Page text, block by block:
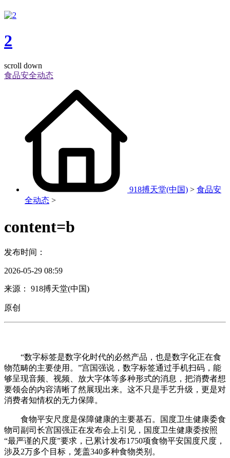
2
scroll down
食品安全动态
918搏天堂(中国) > 食品安
全动态 >
content=b
发布时间：
2026-05-29 08:59
来源： 918搏天堂(中国)
原创
“数字标签是数字化时代的必然产品，也是数字化正在食
物范畴的主要使用。”宫国强说，数字标签通过手机扫码，能
够呈现音频、视频、放大字体等多种形式的消息，把消费者想
要领会的内容清晰了然展现出来。这不只是手艺升级，更是对
消费者知情权的无力保障。
食物平安尺度是保障健康的主要基石。国度卫生健康委食
物司副司长宫国强正在发布会上引见，国度卫生健康委按照
“最严谨的尺度”要求，已累计发布1750项食物平安国度尺度，
涉及2万多个目标，笼盖340多种食物类别。